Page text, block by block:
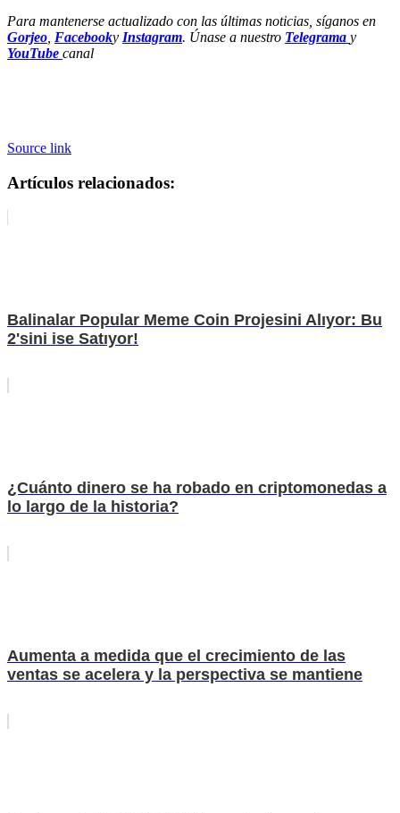
Para mantenerse actualizado con las últimas noticias, síganos en
Gorjeo Facebooky Instagram. Únase a nuestro Telegrama y
YouTube canal
Source link
Artículos relacionados:
Balinalar Popular Meme Coin Projesini Alıyor: Bu
2'sini ise Satıyor!
¿Cuánto dinero se ha robado en criptomonedas a
lo largo de la historia?
Aumenta a medida que el crecimiento de las
ventas se acelera y la perspectiva se mantiene